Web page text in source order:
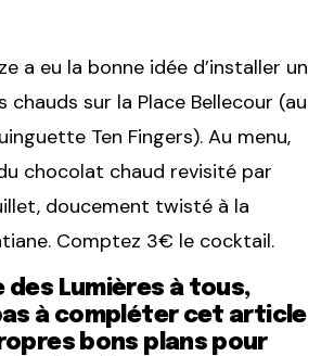
a eu la bonne idée d’installer un
chauds sur la Place Bellecour (au
Ten Fingers). Au menu,
chocolat chaud revisité par
doucement twisté à la
Comptez 3€ le cocktail.
des Lumières à tous,
à compléter cet article
bons plans pour